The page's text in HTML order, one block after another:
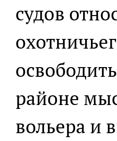
судов
районе
вольера и